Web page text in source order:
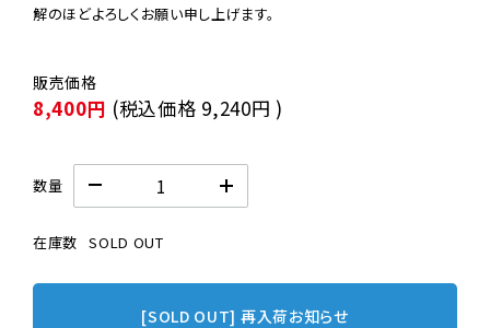
解のほどよろしくお願い申し上げます。
8,400円 (税込価格 9,240円 )
数量
在庫数 SOLD OUT
[SOLD OUT] 再入荷お知らせ